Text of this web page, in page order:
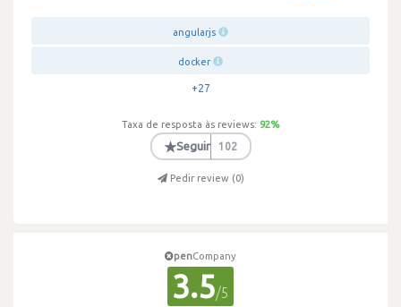
angularjs
docker
+27
Taxa de resposta às reviews: 92%
★Seguir 102
Pedir review (0)
penCompany
3.5/5